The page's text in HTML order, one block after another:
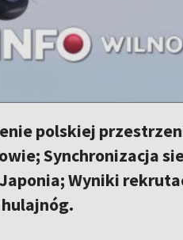
polskiej
Synchronizacja
Wyniki